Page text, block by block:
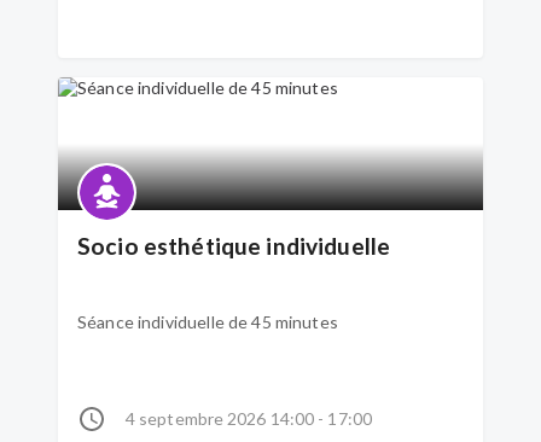
Socio esthétique individuelle
Séance individuelle de 45 minutes
4 septembre 2026 14:00 - 17:00